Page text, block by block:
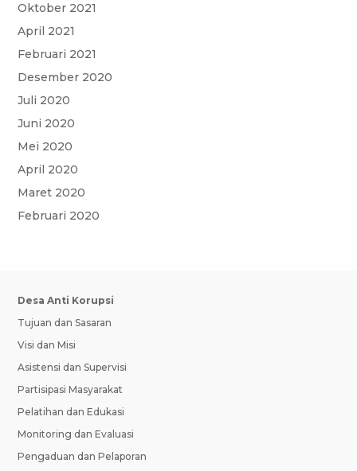
Oktober 2021
April 2021
Februari 2021
Desember 2020
Juli 2020
Juni 2020
Mei 2020
April 2020
Maret 2020
Februari 2020
Desa Anti Korupsi
Tujuan dan Sasaran
Visi dan Misi
Asistensi dan Supervisi
Partisipasi Masyarakat
Pelatihan dan Edukasi
Monitoring dan Evaluasi
Pengaduan dan Pelaporan